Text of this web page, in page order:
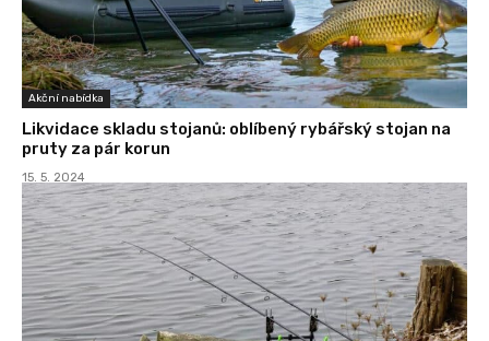
Akční nabídka
Likvidace skladu stojanů: oblíbený rybářský stojan na
pruty za pár korun
15. 5. 2024